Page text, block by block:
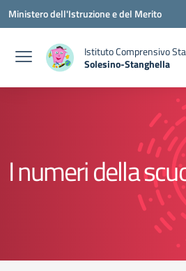
Vai ai contenuti
Vai al menu di navigazione
Vai al footer
Ministero dell'Istruzione e del Merito
Istituto Comprensivo
Solesino-Stanghella
— Visita la pagina
I numeri della